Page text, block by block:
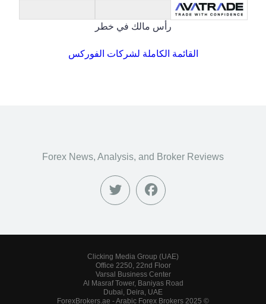
رأس مالك في خطر
القائمة الكاملة لشركات الفوركس
Forex News, Analysis, and Broker Reviews
Clicking Media Group (UAE)
Office 2250, 22nd Floor
Varsal Business Center
Al Masraf Tower, Baniyas Road
Dubai, Deira, UAE
© 2025 ForexBrokers.ae - Arabic Forex Brokers